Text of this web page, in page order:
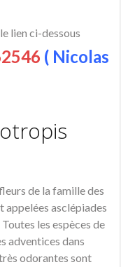
lien ci-dessous
( Nicolas
de la famille des
appelées asclépiades
les espèces de
adventices dans
odorantes sont